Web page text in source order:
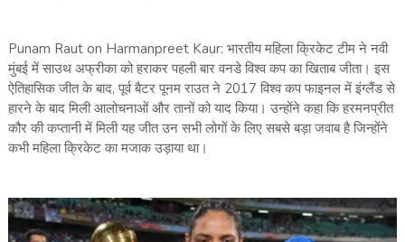
Punam Raut on Harmanpreet Kaur: भारतीय महिला क्रिकेट टीम ने नवी
मुंबई में साउथ अफ्रीका को हराकर पहली बार वनडे विश्व कप का खिताब जीता। इस
ऐतिहासिक जीत के बाद, पूर्व बैटर पूनम राउत ने 2017 विश्व कप फाइनल में इंग्लैंड से
हारने के बाद मिली आलोचनाओं और तानों को याद किया। उन्होंने कहा कि हरमनप्रीत
कौर की कप्तानी में मिली यह जीत उन सभी लोगों के लिए सबसे बड़ा जवाब है जिन्होंने
कभी महिला क्रिकेट का मजाक उड़ाया था।